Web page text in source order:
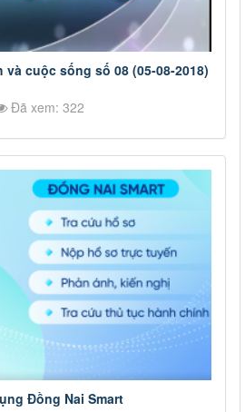
cuộc sống số 08 (05-08-2018)
Đã xem: 322
Đồng Nai Smart